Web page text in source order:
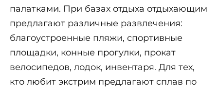
палатками. При базах отдыха отдыхающим
предлагают различные развлечения:
благоустроенные пляжи, спортивные
площадки, конные прогулки, прокат
велосипедов, лодок, инвентаря. Для тех,
кто любит экстрим предлагают сплав по